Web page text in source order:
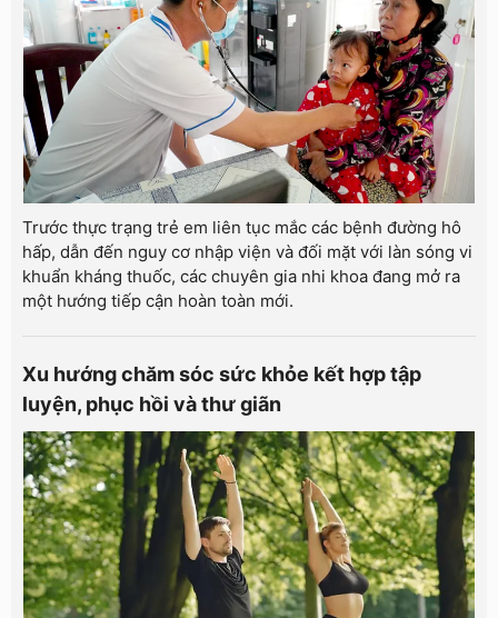
Trước thực trạng trẻ em liên tục mắc các bệnh đường hô
hấp, dẫn đến nguy cơ nhập viện và đối mặt với làn sóng vi
khuẩn kháng thuốc, các chuyên gia nhi khoa đang mở ra
một hướng tiếp cận hoàn toàn mới.
Xu hướng chăm sóc sức khỏe kết hợp tập
luyện, phục hồi và thư giãn